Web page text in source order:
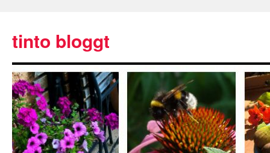
tinto bloggt